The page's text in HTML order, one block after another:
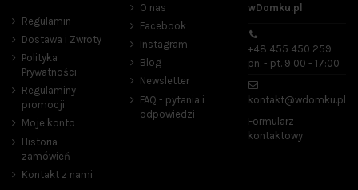
Regulamin
Dostawa i Zwroty
Polityka
Prywatności
Regulaminy
promocji
Moje konto
Historia
zamówień
Kontakt z nami
O nas
Facebook
Instagram
Blog
Newsletter
FAQ - pytania i
odpowiedzi
wDomku.pl
+48 455 450 259
pn. - pt. 9:00 - 17:00
kontakt@wdomku.pl
Formularz
kontaktowy